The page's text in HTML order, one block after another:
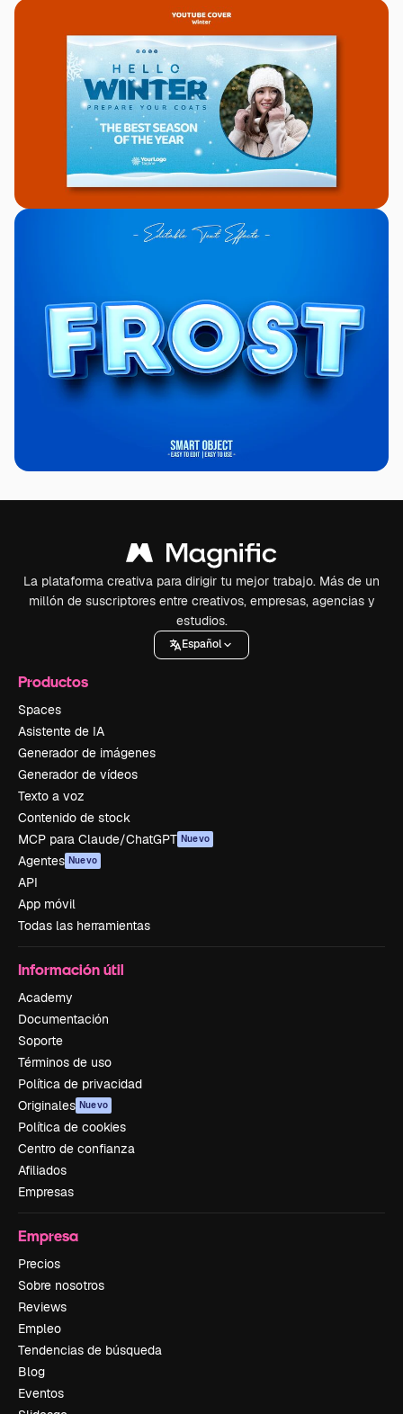
La plataforma creativa para dirigir tu mejor trabajo. Más de un
millón de suscriptores entre creativos, empresas, agencias y
estudios.
Español
Productos
Spaces
Asistente de IA
Generador de imágenes
Generador de vídeos
Texto a voz
Contenido de stock
MCP para Claude/ChatGPT Nuevo
Agentes Nuevo
API
App móvil
Todas las herramientas
Información útil
Academy
Documentación
Soporte
Términos de uso
Política de privacidad
Originales Nuevo
Política de cookies
Centro de confianza
Afiliados
Empresas
Empresa
Precios
Sobre nosotros
Reviews
Empleo
Tendencias de búsqueda
Blog
Eventos